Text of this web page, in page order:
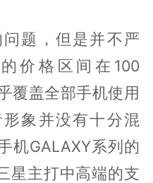
题，但是并不严
价格区间在100
覆盖全部手机使用
象并没有十分混
机GALAXY系列的
星主打中高端的支